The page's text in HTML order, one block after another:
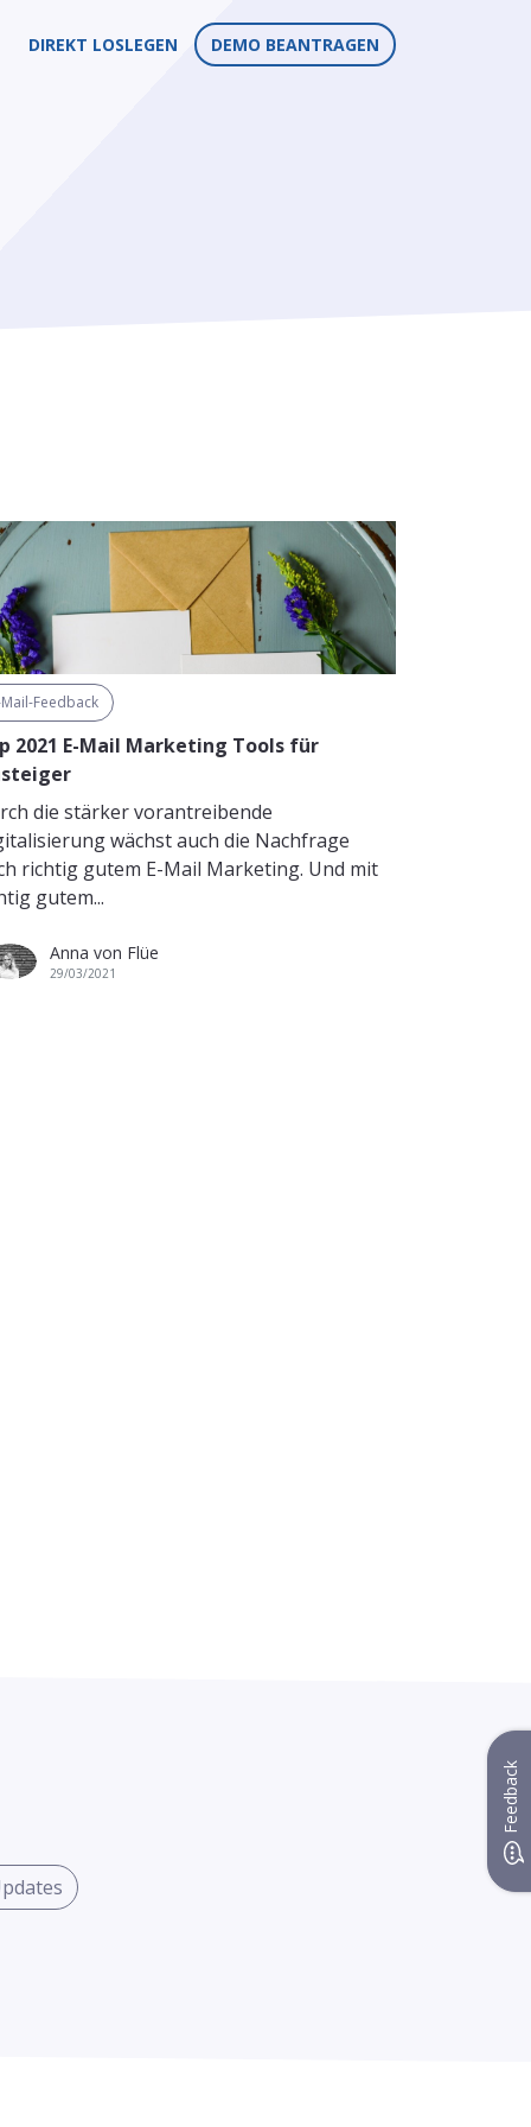
DIREKT LOSLEGEN DEMO BEANTRAGEN
Mail-Feedback
2021 E-Mail Marketing Tools für
die stärker vorantreibende
wächst auch die Nachfrage
richtig gutem E-Mail Marketing. Und mit
gutem...
Anna von Flüe
29/03/2021
Feedback